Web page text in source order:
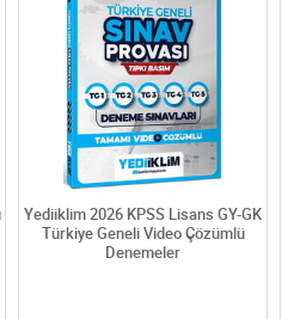
Yediiklim 2026 KPSS Lisans GY-GK
Türkiye Geneli Video Çözümlü
Denemeler